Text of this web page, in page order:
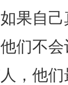
果自
们不
，他